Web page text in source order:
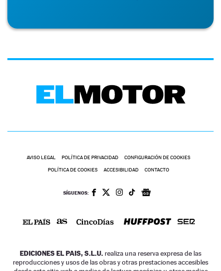
AVISO LEGAL POLÍTICA DE PRIVACIDAD CONFIGURACIÓN DE COOKIES
POLÍTICA DE COOKIES ACCESIBILIDAD CONTACTO
SÍGUENOS:
EDICIONES EL PAIS, S.L.U. realiza una reserva expresa de las
reproducciones y usos de las obras y otras prestaciones accesibles